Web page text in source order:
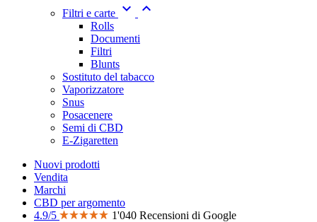
Filtri e carte  
Rolls
Documenti
Filtri
Blunts
Sostituto del tabacco
Vaporizzatore
Snus
Posacenere
Semi di CBD
E-Zigaretten
Nuovi prodotti
Vendita
Marchi
CBD per argomento
4.9/5
1'040 Recensioni di Google